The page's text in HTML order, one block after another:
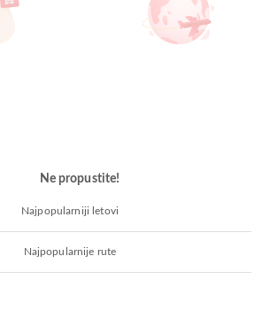
Ne propustite!
Najpopularniji letovi
Najpopularnije rute